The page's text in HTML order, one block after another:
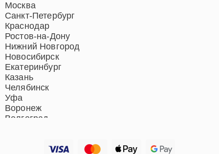
Москва
Санкт-Петербург
Краснодар
Ростов-на-Дону
Нижний Новгород
Новосибирск
Екатеринбург
Казань
Челябинск
Уфа
Воронеж
Волгоград